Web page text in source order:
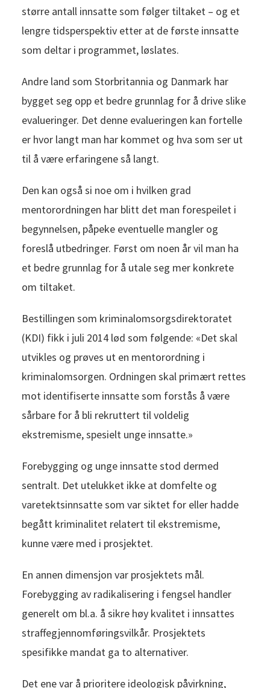
større antall innsatte som følger tiltaket – og et
lengre tidsperspektiv etter at de første innsatte
som deltar i programmet, løslates.
Andre land som Storbritannia og Danmark har
bygget seg opp et bedre grunnlag for å drive slike
evalueringer. Det denne evalueringen kan fortelle
er hvor langt man har kommet og hva som ser ut
til å være erfaringene så langt.
Den kan også si noe om i hvilken grad
mentorordningen har blitt det man forespeilet i
begynnelsen, påpeke eventuelle mangler og
foreslå utbedringer. Først om noen år vil man ha
et bedre grunnlag for å utale seg mer konkrete
om tiltaket.
Bestillingen som kriminalomsorgsdirektoratet
(KDI) fikk i juli 2014 lød som følgende: «Det skal
utvikles og prøves ut en mentorordning i
kriminalomsorgen. Ordningen skal primært rettes
mot identifiserte innsatte som forstås å være
sårbare for å bli rekruttert til voldelig
ekstremisme, spesielt unge innsatte.»
Forebygging og unge innsatte stod dermed
sentralt. Det utelukket ikke at domfelte og
varetektsinnsatte som var siktet for eller hadde
begått kriminalitet relatert til ekstremisme,
kunne være med i prosjektet.
En annen dimensjon var prosjektets mål.
Forebygging av radikalisering i fengsel handler
generelt om bl.a. å sikre høy kvalitet i innsattes
straffegjennomføringsvilkår. Prosjektets
spesifikke mandat ga to alternativer.
Det ene var å prioritere ideologisk påvirkning,